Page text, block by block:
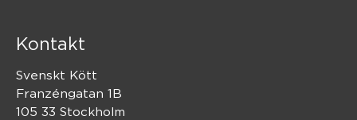
Kontakt
Svenskt Kött
Franzéngatan 1B
105 33 Stockholm